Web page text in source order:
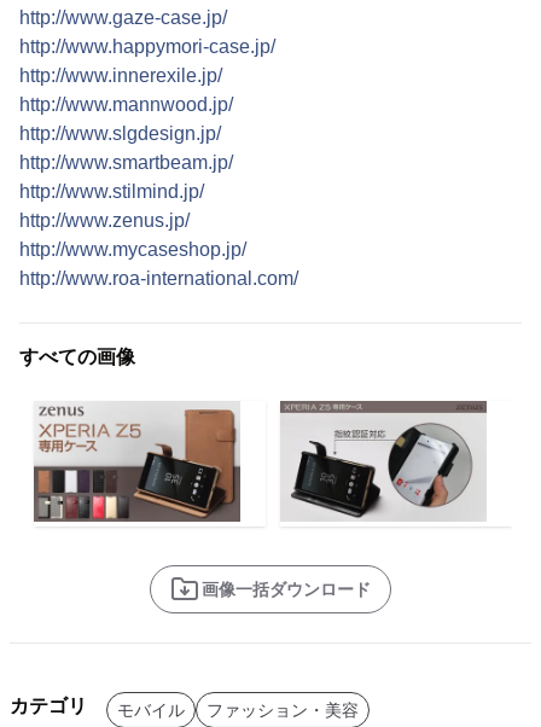
http://www.gaze-case.jp/
http://www.happymori-case.jp/
http://www.innerexile.jp/
http://www.mannwood.jp/
http://www.slgdesign.jp/
http://www.smartbeam.jp/
http://www.stilmind.jp/
http://www.zenus.jp/
http://www.mycaseshop.jp/
http://www.roa-international.com/
すべての画像
画像一括ダウンロード
カテゴリ モバイル
ファッション・美容